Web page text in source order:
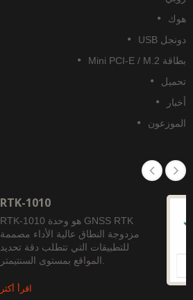
هوك
دونجل USB
بطاقة Mini PCI-E / M.2
تحميل
أخبار
الموزعون
RTK-1010
RTK-1010 هو وحدة GNSS RTK
مزدوجة النطاق عالية الأداء مصممة
للتطبيقات التي تتطلب دقة تحديد
اقرأ أكثر